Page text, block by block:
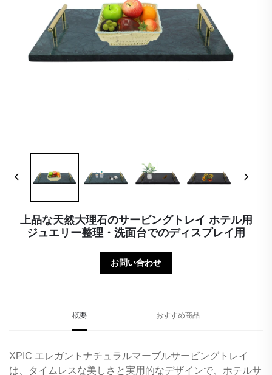
上品な天然大理石のサービングトレイ ホテル用
ジュエリー整理・洗面台でのディスプレイ用
お問い合わせ
概要 おすすめ商品
XPIC エレガントナチュラルマーブルサービングトレイ
は、タイムレスな美しさと実用的なデザインで、ホテルサ